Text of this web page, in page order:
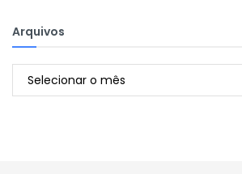
Arquivos
Arquivos